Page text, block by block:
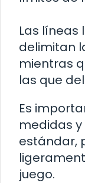
Las líneas
delimitan
mientras
las que
Es
medidas
estándar,
juego.